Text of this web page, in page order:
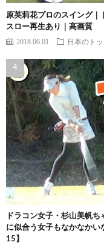
原英莉花プロのスイング｜
スロー再生あり｜高画質
2018.06.01 日本のト
ドラコン女子・杉山美帆
に似合う女子もなかなか
15】